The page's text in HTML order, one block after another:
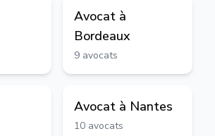
Avocat à
Bordeaux
9 avocats
Avocat à Nantes
10 avocats